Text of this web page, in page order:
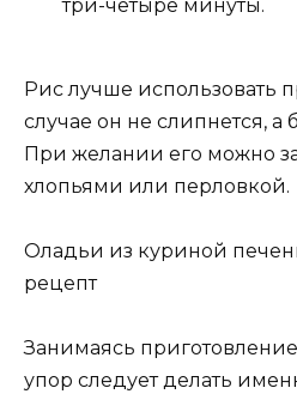
три-четыре минуты.
Рис лучше использовать
случае он не слипнется, а
При желании его можно
хлопьями или перловкой.
Оладьи из куриной
рецепт
Занимаясь
упор следует делать